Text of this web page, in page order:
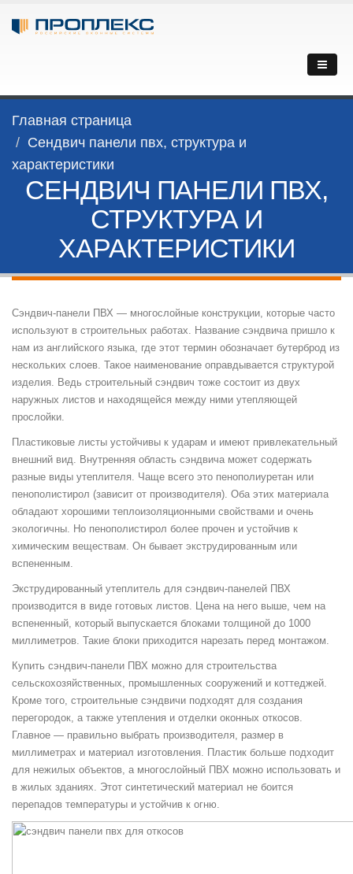
Главная страница
Сендвич панели пвх, структура и
характеристики
СЕНДВИЧ ПАНЕЛИ ПВХ,
СТРУКТУРА И
ХАРАКТЕРИСТИКИ
Сэндвич-панели ПВХ — многослойные конструкции, которые часто
используют в строительных работах. Название сэндвича пришло к
нам из английского языка, где этот термин обозначает бутерброд из
нескольких слоев. Такое наименование оправдывается структурой
изделия. Ведь строительный сэндвич тоже состоит из двух
наружных листов и находящейся между ними утепляющей
прослойки.
Пластиковые листы устойчивы к ударам и имеют привлекательный
внешний вид. Внутренняя область сэндвича может содержать
разные виды утеплителя. Чаще всего это пенополиуретан или
пенополистирол (зависит от производителя). Оба этих материала
обладают хорошими теплоизоляционными свойствами и очень
экологичны. Но пенополистирол более прочен и устойчив к
химическим веществам. Он бывает экструдированным или
вспененным.
Экструдированный утеплитель для сэндвич-панелей ПВХ
производится в виде готовых листов. Цена на него выше, чем на
вспененный, который выпускается блоками толщиной до 1000
миллиметров. Такие блоки приходится нарезать перед монтажом.
Купить сэндвич-панели ПВХ можно для строительства
сельскохозяйственных, промышленных сооружений и коттеджей.
Кроме того, строительные сэндвичи подходят для создания
перегородок, а также утепления и отделки оконных откосов.
Главное — правильно выбрать производителя, размер в
миллиметрах и материал изготовления. Пластик больше подходит
для нежилых объектов, а многослойный ПВХ можно использовать и
в жилых зданиях. Этот синтетический материал не боится
перепадов температуры и устойчив к огню.